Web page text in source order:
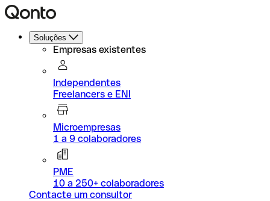
Soluções
Empresas existentes
Independentes
Freelancers e ENI
Microempresas
1 a 9 colaboradores
PME
10 a 250+ colaboradores
Contacte um consultor